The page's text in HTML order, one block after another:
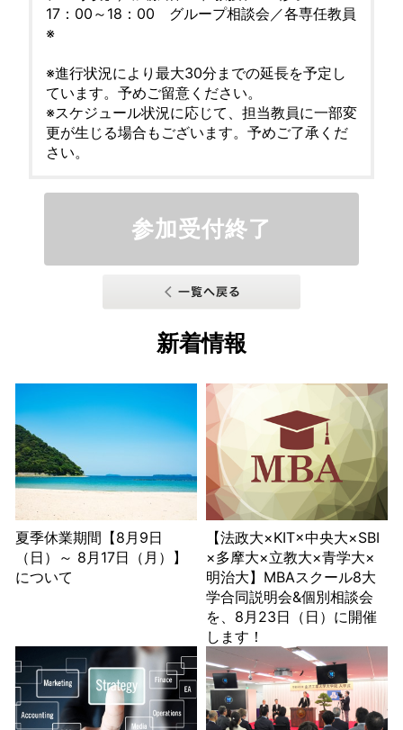
17：00～18：00 グループ相談会／各専任教員
※
※進行状況により最大30分までの延長を予定し
ています。予めご留意ください。
※スケジュール状況に応じて、担当教員に一部変
更が生じる場合もございます。予めご了承くだ
さい。
参加受付終了
新着情報
夏季休業期間【8月9日
（日）～ 8月17日（月）】
について
【法政大×KIT×中央大×SBI
×多摩大×立教大×青学大×
明治大】MBAスクール8大
学合同説明会&個別相談会
を、8月23日（日）に開催
します！